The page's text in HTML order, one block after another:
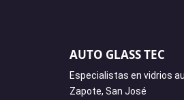
AUTO GLASS TEC
Especialistas en vidrios
Zapote, San José